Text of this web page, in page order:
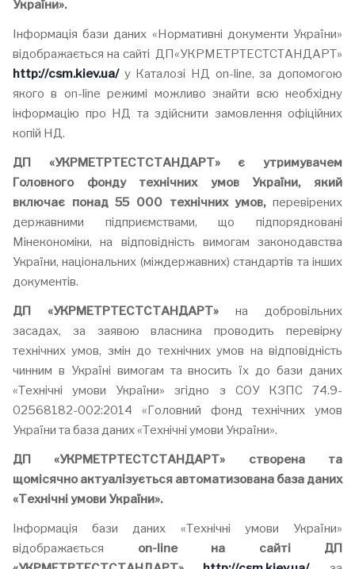
України».
Інформація бази даних «Нормативні документи України»
відображається на сайті ДП«УКРМЕТРТЕСТСТАНДАРТ»
http://csm.kiev.ua/у Каталозі НД on-line, за допомогою
якого в on-line режимі можливо знайти всю необхідну
інформацію про НД та здійснити замовлення офіційних
копій НД.
ДП «УКРМЕТРТЕСТСТАНДАРТ» є
утримувачем
Головного фонду технічних умов України,
який
включає понад 55 000 технічних умов, перевірених
державними підприємствами, що підпорядковані
Мінекономіки, на відповідність вимогам законодавства
України, національних (міждержавних) стандартів та інших
документів.
ДП «УКРМЕТРТЕСТСТАНДАРТ» на добровільних
засадах, за заявою власника проводить перевірку
технічних умов, змін до технічних умов на відповідність
чинним в Україні вимогам та вносить їх до бази даних
«Технічні умови України» згідно з СОУ КЗПС 74.9-
02568182-002:2014 «Головний фонд технічних умов
України та база даних «Технічні умови України».
ДП «УКРМЕТРТЕСТСТАНДАРТ» створена та
щомісячно актуалізується автоматизована база даних
«Технічні умови України».
Інформація бази даних «Технічні умови України»
відображається on-line
на сайті ДП